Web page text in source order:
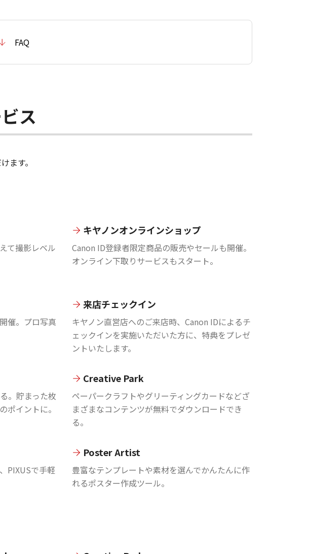
FAQ
ス
ます。
て撮影レベル
キヤノンオンラインショップ
Canon ID登録者限定商品の販売やセールも開催。
オンライン下取りサービスもスタート。
催。プロ写真
来店チェックイン
キヤノン直営店へのご来店時、Canon IDによるチ
ェックインを実施いただいた方に、特典をプレゼ
ントいたします。
。貯まった枚
ポイントに。
Creative Park
ペーパークラフトやグリーティングカードなどざ
まざまなコンテンツが無料でダウンロードでき
る。
PIXUSで手軽
Poster Artist
豊富なテンプレートや素材を選んでかんたんに作
れるポスター作成ツール。